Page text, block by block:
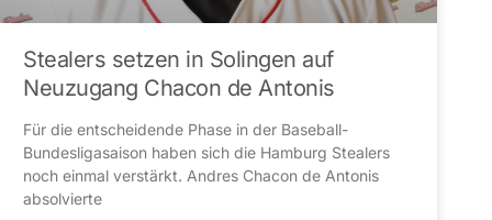
Stealers setzen in Solingen auf
Neuzugang Chacon de Antonis
Für die entscheidende Phase in der Baseball-
Bundesligasaison haben sich die Hamburg Stealers
noch einmal verstärkt. Andres Chacon de Antonis
absolvierte